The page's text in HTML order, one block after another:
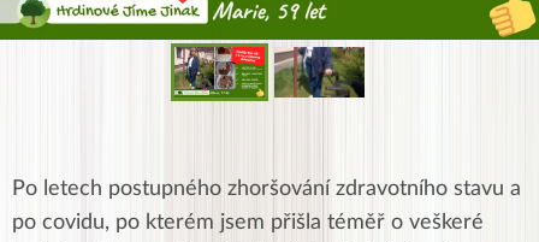
Po letech postupného zhoršování zdravotního stavu a
po covidu, po kterém jsem přišla téměř o veškeré